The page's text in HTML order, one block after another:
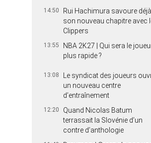
14:50
Rui Hachimura savoure déjà
son nouveau chapitre avec
Clippers
13:55
NBA 2K27 | Qui sera le
plus rapide ?
13:08
Le syndicat des joueurs
un nouveau centre
d’entraînement
12:20
Quand Nicolas Batum
terrassait la Slovénie d’un
contre d’anthologie